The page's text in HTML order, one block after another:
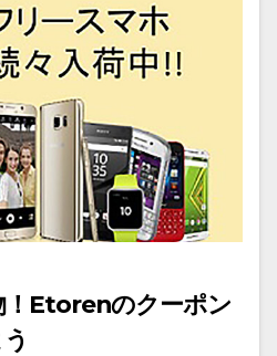
！Etorenのクーポン